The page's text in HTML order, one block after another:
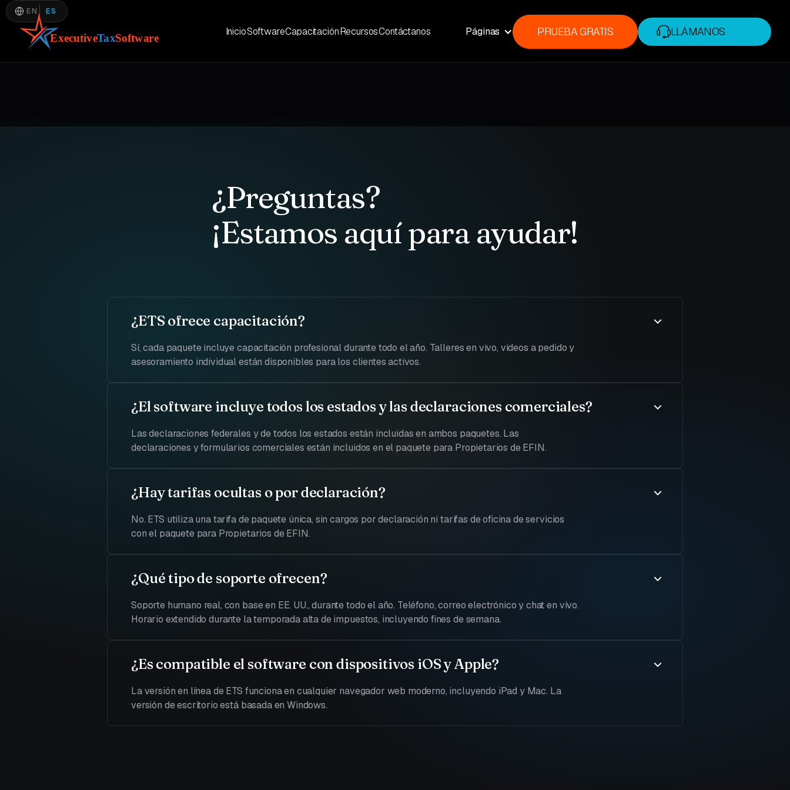
InicioSoftwareCapacitaciónRecursosContáctanos Páginas
PRUEBA GRATIS
PRUEBA GRATIS
LLÁMANOS
+1 (888) 338-7175
EN ES
¿Preguntas?
¡Estamos aquí para ayudar!
¿ETS ofrece capacitación?
Sí, cada paquete incluye capacitación profesional durante todo el año. Talleres en vivo, videos a pedido y
asesoramiento individual están disponibles para los clientes activos.
¿El software incluye todos los estados y las declaraciones comerciales?
Las declaraciones federales y de todos los estados están incluidas en ambos paquetes. Las
declaraciones y formularios comerciales están incluidos en el paquete para Propietarios de EFIN.
¿Hay tarifas ocultas o por declaración?
No. ETS utiliza una tarifa de paquete única, sin cargos por declaración ni tarifas de oficina de servicios
con el paquete para Propietarios de EFIN.
¿Qué tipo de soporte ofrecen?
Soporte humano real, con base en EE. UU., durante todo el año. Teléfono, correo electrónico y chat en vivo.
Horario extendido durante la temporada alta de impuestos, incluyendo fines de semana.
¿Es compatible el software con dispositivos iOS y Apple?
La versión en línea de ETS funciona en cualquier navegador web moderno, incluyendo iPad y Mac. La
versión de escritorio está basada en Windows.